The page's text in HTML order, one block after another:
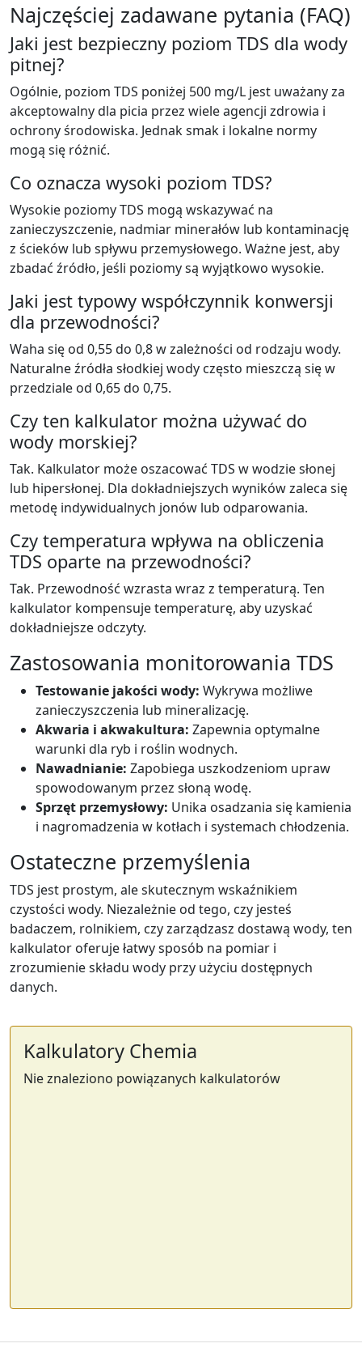
Najczęściej zadawane pytania (FAQ)
Jaki jest bezpieczny poziom TDS dla wody
pitnej?
Ogólnie, poziom TDS poniżej 500 mg/L jest uważany za
akceptowalny dla picia przez wiele agencji zdrowia i
ochrony środowiska. Jednak smak i lokalne normy
mogą się różnić.
Co oznacza wysoki poziom TDS?
Wysokie poziomy TDS mogą wskazywać na
zanieczyszczenie, nadmiar minerałów lub kontaminację
z ścieków lub spływu przemysłowego. Ważne jest, aby
zbadać źródło, jeśli poziomy są wyjątkowo wysokie.
Jaki jest typowy współczynnik konwersji
dla przewodności?
Waha się od 0,55 do 0,8 w zależności od rodzaju wody.
Naturalne źródła słodkiej wody często mieszczą się w
przedziale od 0,65 do 0,75.
Czy ten kalkulator można używać do
wody morskiej?
Tak. Kalkulator może oszacować TDS w wodzie słonej
lub hipersłonej. Dla dokładniejszych wyników zaleca się
metodę indywidualnych jonów lub odparowania.
Czy temperatura wpływa na obliczenia
TDS oparte na przewodności?
Tak. Przewodność wzrasta wraz z temperaturą. Ten
kalkulator kompensuje temperaturę, aby uzyskać
dokładniejsze odczyty.
Zastosowania monitorowania TDS
Testowanie jakości wody: Wykrywa możliwe
zanieczyszczenia lub mineralizację.
Akwaria i akwakultura: Zapewnia optymalne
warunki dla ryb i roślin wodnych.
Nawadnianie: Zapobiega uszkodzeniom upraw
spowodowanym przez słoną wodę.
Sprzęt przemysłowy: Unika osadzania się kamienia
i nagromadzenia w kotłach i systemach chłodzenia.
Ostateczne przemyślenia
TDS jest prostym, ale skutecznym wskaźnikiem
czystości wody. Niezależnie od tego, czy jesteś
badaczem, rolnikiem, czy zarządzasz dostawą wody, ten
kalkulator oferuje łatwy sposób na pomiar i
zrozumienie składu wody przy użyciu dostępnych
danych.
Kalkulatory Chemia
Nie znaleziono powiązanych kalkulatorów